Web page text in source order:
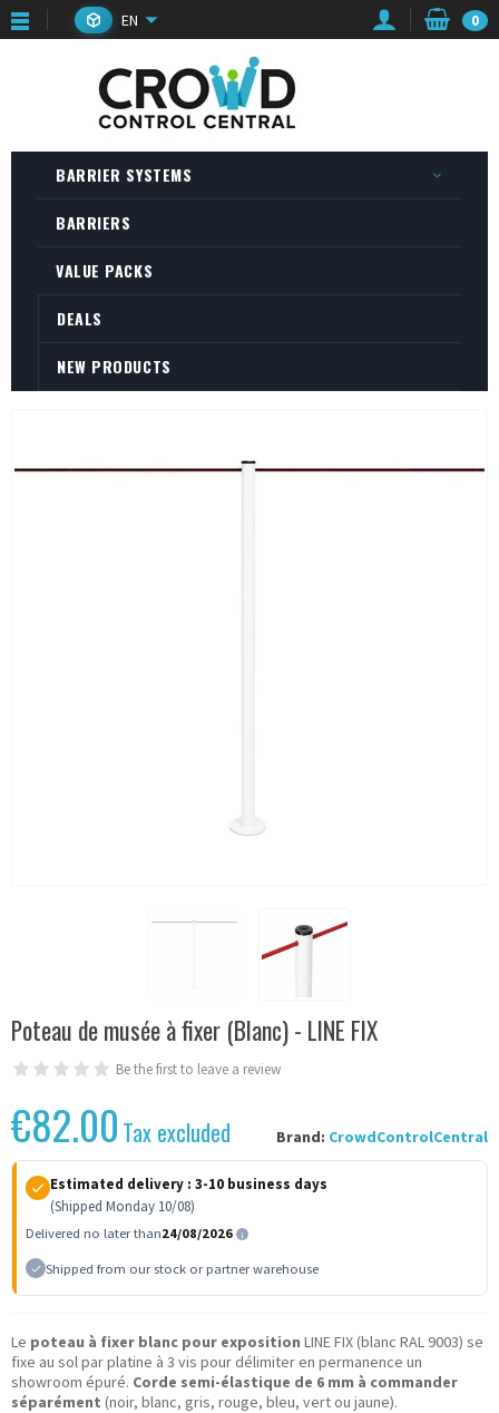
EN 0
BARRIER SYSTEMS
BARRIERS
VALUE PACKS
DEALS
NEW PRODUCTS
Poteau de musée à fixer (Blanc) - LINE FIX
Be the first to leave a review
Brand: CrowdControlCentral
€82.00 Tax excluded
Estimated delivery : 3-10 business days
(Shipped Monday 10/08)
Delivered no later than24/08/2026
Shipped from our stock or partner warehouse
Le poteau à fixer blanc pour exposition LINE FIX (blanc RAL 9003) se
fixe au sol par platine à 3 vis pour délimiter en permanence un
showroom épuré. Corde semi-élastique de 6 mm à commander
séparément (noir, blanc, gris, rouge, bleu, vert ou jaune).